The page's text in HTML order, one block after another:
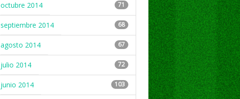
octubre 2014 71
septiembre 2014 68
agosto 2014 67
julio 2014 72
junio 2014 103